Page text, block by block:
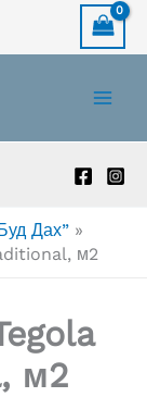
Дах” »
м2
м2